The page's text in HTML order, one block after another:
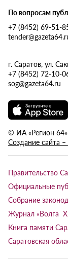
По вопросам
+7 (8452) 69-51-
г. Саратов, ул.
+7 (8452) 72-10-
sog@gazeta64.ru
© ИА «Регион
Создание сайта
Правительство
Официальные
Собрание
Журнал «Волга
Книга памяти
Саратовская